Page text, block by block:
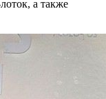
а также